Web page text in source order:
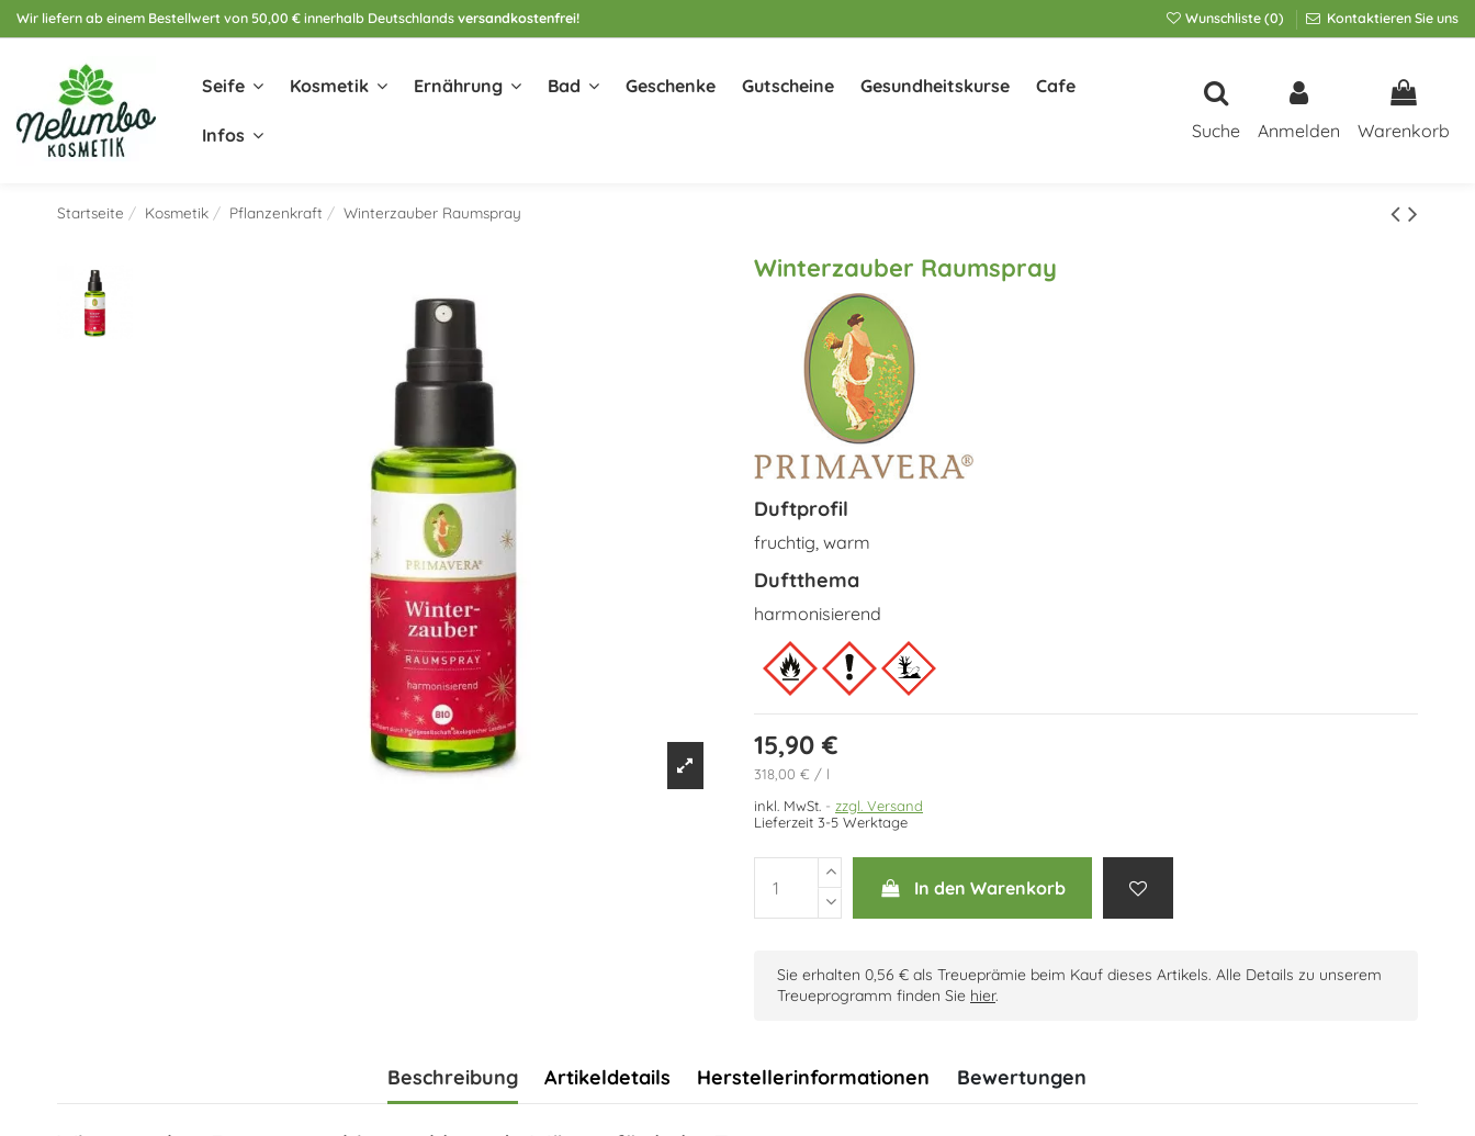
Wir liefern ab einem Bestellwert von 50,00 € innerhalb Deutschlands versandkostenfrei! Wunschliste (0) Kontaktieren Sie uns
Seife Kosmetik Ernährung Bad Geschenke Gutscheine Gesundheitskurse Cafe
Infos Suche Anmelden Warenkorb
Startseite Kosmetik Pflanzenkraft Winterzauber Raumspray
Winterzauber Raumspray
Duftprofil
fruchtig, warm
Duftthema
harmonisierend
15,90 €
318,00 € / l
inkl. MwSt.
zzgl. Versand
Lieferzeit 3-5 Werktage
In den Warenkorb
Sie erhalten 0,56 € als Treueprämie beim Kauf dieses Artikels. Alle Details zu unserem
Treueprogramm finden Sie hier.
Beschreibung Artikeldetails Herstellerinformationen Bewertungen